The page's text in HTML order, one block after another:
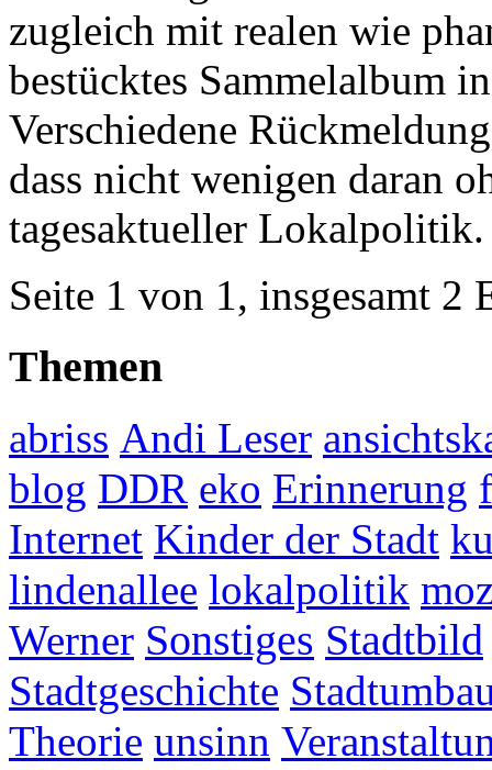
zugleich mit realen wie
bestücktes Sammelalbum
Verschiedene
dass nicht wenigen daran
tagesaktueller Lokalpolitik.
Seite 1 von 1, insgesamt 2
Themen
abriss Andi Leser
blog DDR eko Erinnerung
Internet Kinder der Stadt
lindenallee lokalpolitik
Werner Sonstiges Stadtbild
Stadtgeschichte
Theorie unsinn